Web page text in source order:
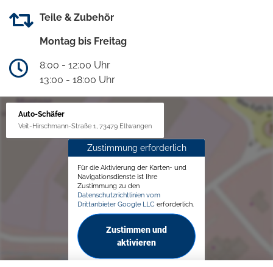
Teile & Zubehör
Montag bis Freitag
8:00 - 12:00 Uhr
13:00 - 18:00 Uhr
Auto-Schäfer
Veit-Hirschmann-Straße 1, 73479 Ellwangen
Zustimmung erforderlich
Für die Aktivierung der Karten- und
Navigationsdienste ist Ihre
Zustimmung zu den
Datenschutzrichtlinien vom
Drittanbieter Google LLC erforderlich.
Zustimmen und
aktivieren